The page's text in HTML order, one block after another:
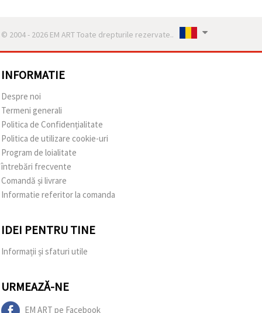
© 2004 - 2026 EM ART Toate drepturile rezervate..
INFORMATIE
Despre noi
Termeni generali
Politica de Confidențialitate
Politica de utilizare cookie-uri
Program de loialitate
întrebări frecvente
Comandă și livrare
Informatie referitor la comanda
IDEI PENTRU TINE
Informații și sfaturi utile
URMEAZĂ-NE
EM ART pe Facebook